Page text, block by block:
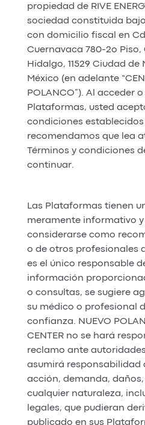
propiedad de RIVE
sociedad constituida
con domicilio fiscal en
Cuernavaca 780-2o Piso,
Hidalgo, 11529 Ciudad de
México (en adelante
POLANCO”). Al acceder
Plataformas, usted
condiciones
recomendamos que lea
Términos y condiciones
continuar.
Las Plataformas tienen
meramente informativo y
considerarse como
o de otros profesionales
es el único responsable
información
o consultas, se sugiere
su médico o profesional
confianza. NUEVO
CENTER no se hará
reclamo ante
asumirá responsabilidad
acción, demanda,
cualquier naturaleza,
legales, que pudieran
publicado en sus